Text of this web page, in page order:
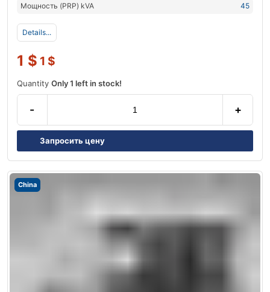
Мощность (PRP) kVA
45
Details...
1 $ 1 $
Quantity Only 1 left in stock!
- +
Запросить цену
China